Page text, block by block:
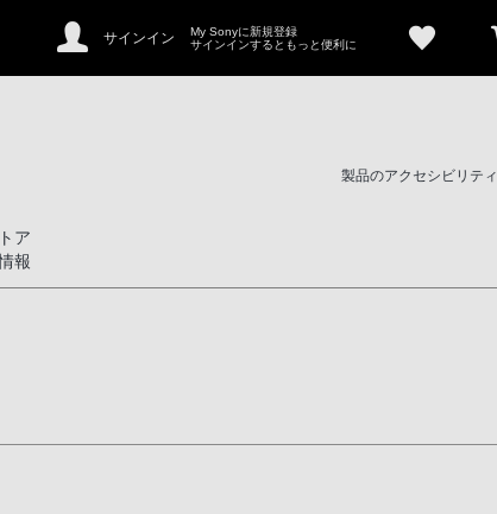
サインイン
My Sonyに新規登録
サインインするともっと便利に
製品のアクセシビリティ
ア
報